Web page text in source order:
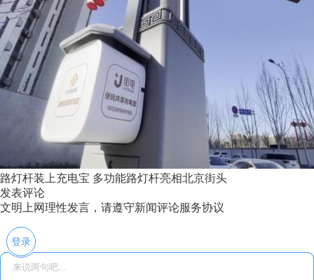
路灯杆装上充电宝 多功能路灯杆亮相北京街头
发表评论
文明上网理性发言，请遵守新闻评论服务协议
登录